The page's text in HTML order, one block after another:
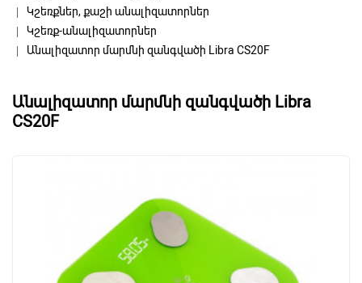
Կշեռքներ, քաշի անալիզատորներ
Կշեռք-անալիզատորներ
Անալիզատոր մարմնի զանգվածի Libra CS20F
Անալիզատոր մարմնի զանգվածի Libra
CS20F